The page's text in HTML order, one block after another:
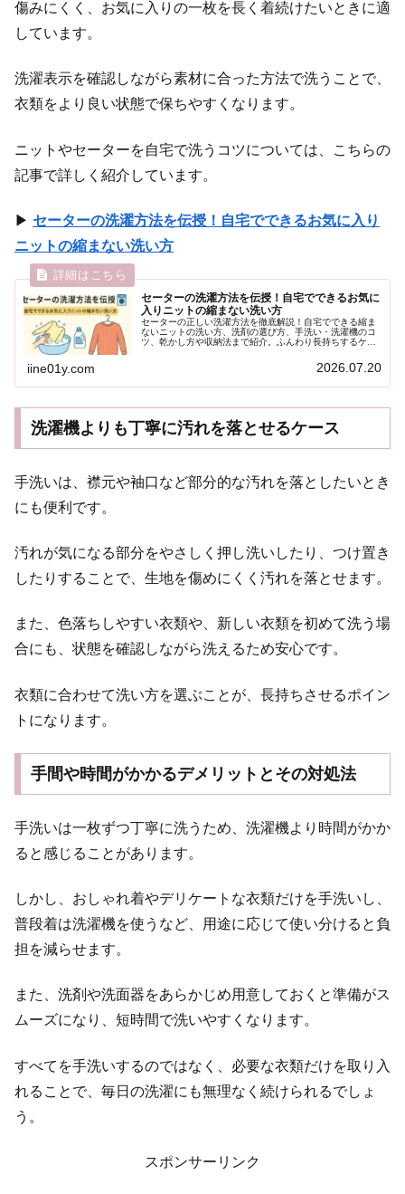
傷みにくく、お気に入りの一枚を長く着続けたいときに適
しています。
洗濯表示を確認しながら素材に合った方法で洗うことで、
衣類をより良い状態で保ちやすくなります。
ニットやセーターを自宅で洗うコツについては、こちらの
記事で詳しく紹介しています。
▶ セーターの洗濯方法を伝授！自宅でできるお気に入り
ニットの縮まない洗い方
セーターの洗濯方法を伝授！自宅でできるお気に
入りニットの縮まない洗い方
セーターの正しい洗濯方法を徹底解説！自宅でできる縮ま
ないニットの洗い方、洗剤の選び方、手洗い・洗濯機のコ
ツ、乾かし方や収納法まで紹介。ふんわり長持ちするケア
iine01y.com 2026.07.20
洗濯機よりも丁寧に汚れを落とせるケース
手洗いは、襟元や袖口など部分的な汚れを落としたいとき
にも便利です。
汚れが気になる部分をやさしく押し洗いしたり、つけ置き
したりすることで、生地を傷めにくく汚れを落とせます。
また、色落ちしやすい衣類や、新しい衣類を初めて洗う場
合にも、状態を確認しながら洗えるため安心です。
衣類に合わせて洗い方を選ぶことが、長持ちさせるポイン
トになります。
手間や時間がかかるデメリットとその対処法
手洗いは一枚ずつ丁寧に洗うため、洗濯機より時間がかか
ると感じることがあります。
しかし、おしゃれ着やデリケートな衣類だけを手洗いし、
普段着は洗濯機を使うなど、用途に応じて使い分けると負
担を減らせます。
また、洗剤や洗面器をあらかじめ用意しておくと準備がス
ムーズになり、短時間で洗いやすくなります。
すべてを手洗いするのではなく、必要な衣類だけを取り入
れることで、毎日の洗濯にも無理なく続けられるでしょ
う。
スポンサーリンク